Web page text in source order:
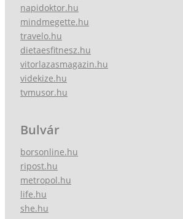
napidoktor.hu
mindmegette.hu
travelo.hu
dietaesfitnesz.hu
vitorlazasmagazin.hu
videkize.hu
tvmusor.hu
Bulvár
borsonline.hu
ripost.hu
metropol.hu
life.hu
she.hu